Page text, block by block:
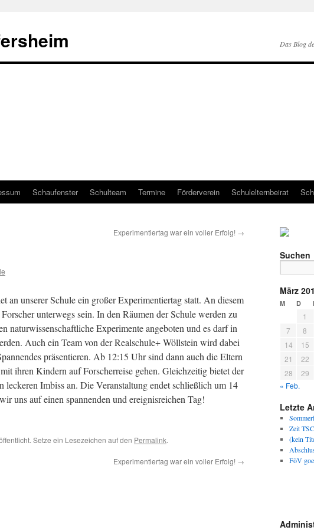
Das Blog
Schaufenster Schulteam Termine Förderverein Schulelternbeirat
Experimentiertag war ein voller Erfolg! →
an unserer Schule ein großer Experimentiertag statt. An diesem
unterwegs sein. In den Räumen der Schule werden zu
naturwissenschaftliche Experimente angeboten und es darf in
Auch ein Team von der Realschule+ Wöllstein wird dabei
präsentieren. Ab 12:15 Uhr sind dann auch die Eltern
ihren Kindern auf Forscherreise gehen. Gleichzeitig bietet der
leckeren Imbiss an. Die Veranstaltung endet schließlich um 14
uns auf einen spannenden und ereignisreichen Tag!
Setze ein Lesezeichen auf den Permalink.
Experimentiertag war ein voller Erfolg! →
Suchen
März
M D
1
7
8
14
15
21
22
28
29
« Feb.
Letzte
Zeit
(kein
FöV